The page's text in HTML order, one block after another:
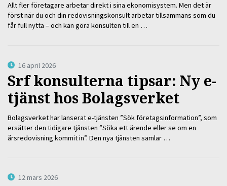
Allt fler företagare arbetar direkt i sina ekonomisystem. Men det är
först när du och din redovisningskonsult arbetar tillsammans som du
får full nytta – och kan göra konsulten till en …
16 april 2026
Srf konsulterna tipsar: Ny e-
tjänst hos Bolagsverket
Bolagsverket har lanserat e-tjänsten ”Sök företagsinformation”, som
ersätter den tidigare tjänsten ”Söka ett ärende eller se om en
årsredovisning kommit in”. Den nya tjänsten samlar …
12 mars 2026